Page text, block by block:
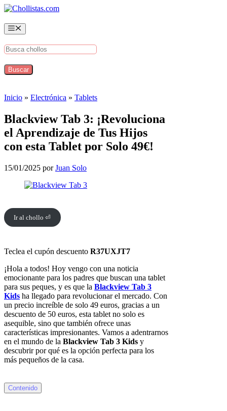
Saltar
contenido
Menú
Inicio » Electrónica » Tablets
Blackview Tab 3: ¡Revoluciona
el Aprendizaje de Tus Hijos
con esta Tablet por Solo 49€!
15/01/2025 porJuan Solo
Ir al chollo ⏎
Teclea el cupón descuento R37UXJT7
¡Hola a todos! Hoy vengo con una noticia
emocionante para los padres que buscan una tablet
para sus peques, y es que la Blackview Tab 3
Kids ha llegado para revolucionar el mercado. Con
un precio increíble de solo 49 euros, gracias a un
descuento de 50 euros, esta tablet no solo es
asequible, sino que también ofrece unas
características impresionantes. Vamos a adentrarnos
en el mundo de la Blackview Tab 3 Kids y
descubrir por qué es la opción perfecta para los
más pequeños de la casa.
Contenido